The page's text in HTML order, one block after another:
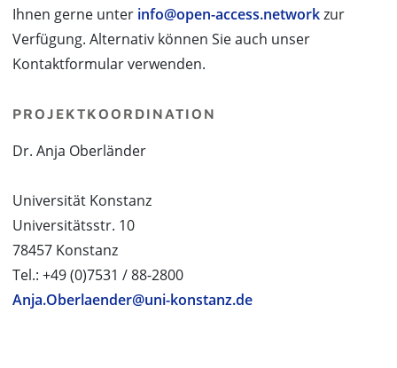
Ihnen gerne unter info@open-access.networkzur
Verfügung. Alternativ können Sie auch unser
Kontaktformular verwenden.
PROJEKTKOORDINATION
Dr. Anja Oberländer
Universität Konstanz
Universitätsstr. 10
78457 Konstanz
Tel.: +49 (0)7531 / 88-2800
Anja.Oberlaender@uni-konstanz.de